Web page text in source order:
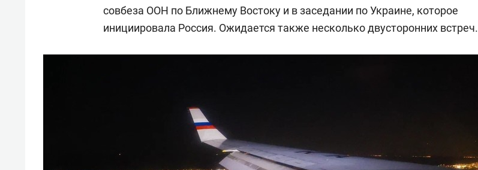
совбеза ООН по Ближнему Востоку и в заседании по Украине, которое
инициировала Россия. Ожидается также несколько двусторонних встреч.